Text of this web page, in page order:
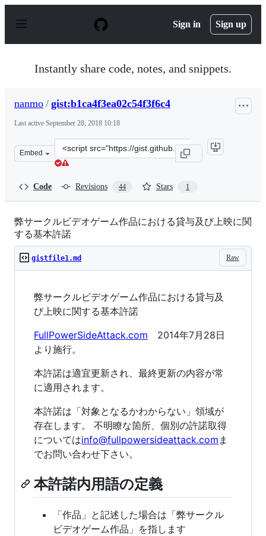
p
Sign in Sign up
Instantly share code, notes, and snippets.
nanmo / gist:b1ca4f3ea02c54f3f6c4
Last active September 28, 2018 10:18
Embed
Clone
this
Code Revisions 44 Stars 1
弊サークルビデオゲーム作品における貸与及び上映に関
する基本許諾
Raw
gistfile1.md
弊サークルビデオゲーム作品における貸与及
び上映に関する基本許諾
FullPowerSideAttack.com 2014年7月28日
より施行。
本許諾は適宜更新され、最終更新の内容が常
に適用されます。
本許諾は「対象となるかわからない」領域が
存在します。 不明瞭な箇所、個別の許諾取得
についてはinfo@fullpowersideattack.com ま
でお問い合わせ下さい。
本許諾内用語の定義
「作品」と記述した場合は「弊サークル
ビデオゲーム作品」を指します